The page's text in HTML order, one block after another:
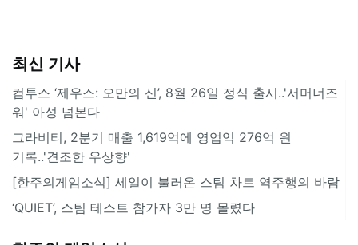
최신 기사
컴투스 ‘제우스: 오만의 신’, 8월 26일 정식 출시..'서머너즈
워' 아성 넘본다
그라비티, 2분기 매출 1,619억에 영업익 276억 원
기록..'견조한 우상향'
[한주의게임소식] 세일이 불러온 스팀 차트 역주행의 바람
‘QUIET’, 스팀 테스트 참가자 3만 명 몰렸다